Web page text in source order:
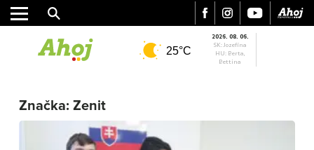
REGIÓN
25°C
2026. 08. 06.
SK: Jozefína
HU: Berta,
Bettina
Značka: Zenit